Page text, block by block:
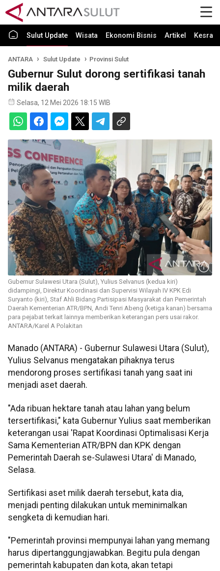
Sulut Update Wisata Ekonomi Bisnis Artikel Kesra
ANTARA Sulut Update Provinsi Sulut
Gubernur Sulut dorong sertifikasi tanah
milik daerah
Selasa, 12 Mei 2026 18:15 WIB
Gubernur Sulawesi Utara (Sulut), Yulius Selvanus (kedua kiri)
didampingi, Direktur Koordinasi dan Supervisi Wilayah IV KPK Edi
Suryanto (kiri), Staf Ahli Bidang Partisipasi Masyarakat dan Pemerintah
Daerah Kementerian ATR/BPN, Andi Tenri Abeng (ketiga kanan) bersama
para pejabat terkait lainnya memberikan keterangan pers usai rakor.
ANTARA/Karel A Polakitan
Manado (ANTARA) - Gubernur Sulawesi Utara (Sulut),
Yulius Selvanus mengatakan pihaknya terus
mendorong proses sertifikasi tanah yang saat ini
menjadi aset daerah.
"Ada ribuan hektare tanah atau lahan yang belum
tersertifikasi," kata Gubernur Yulius saat memberikan
keterangan usai 'Rapat Koordinasi Optimalisasi Kerja
Sama Kementerian ATR/BPN dan KPK dengan
Pemerintah Daerah se-Sulawesi Utara' di Manado,
Selasa.
Sertifikasi aset milik daerah tersebut, kata dia,
menjadi penting dilakukan untuk meminimalkan
sengketa di kemudian hari.
"Pemerintah provinsi mempunyai lahan yang memang
harus dipertanggungjawabkan. Begitu pula dengan
pemerintah kabupaten dan kota, akan tetapi